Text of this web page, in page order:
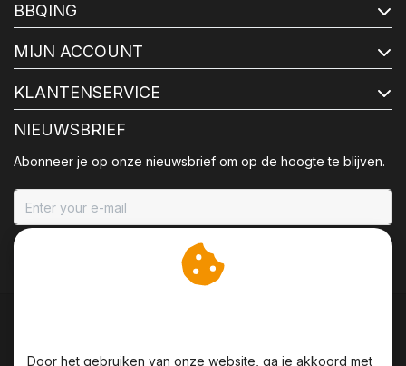
BBQING
MIJN ACCOUNT
KLANTENSERVICE
NIEUWSBRIEF
Abonneer je op onze nieuwsbrief om op de hoogte te blijven.
Door het gebruiken van onze website, ga je akkoord met